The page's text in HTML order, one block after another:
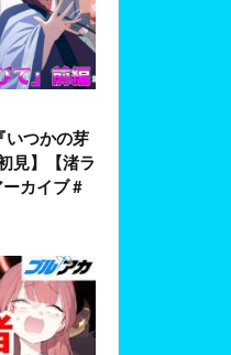
いつかの芽
見】【渚ラ
カイブ #